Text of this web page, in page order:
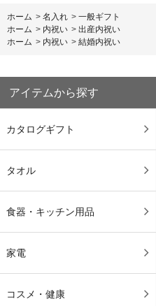
ホーム > 名入れ > 一般ギフト
ホーム > 内祝い > 出産内祝い
ホーム > 内祝い > 結婚内祝い
アイテムから探す
カタログギフト
タオル
食器・キッチン用品
家電
コスメ・健康